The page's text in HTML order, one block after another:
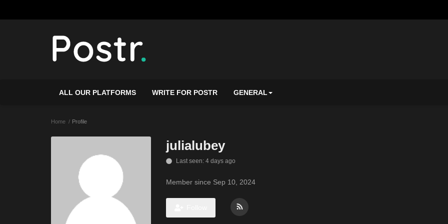
ALL OUR PLATFORMS WRITE FOR POSTR GENERAL
Home Profile
julialubey
Last seen: 4 days ago
Member since Sep 10, 2024